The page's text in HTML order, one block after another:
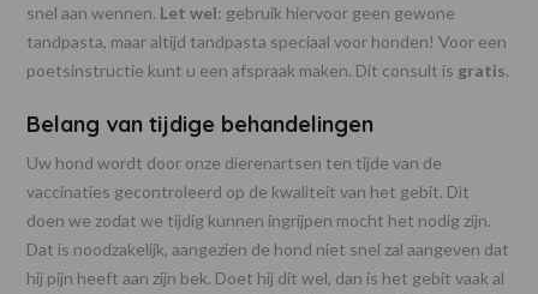
snel aan wennen. Let wel: gebruik hiervoor geen gewone
tandpasta, maar altijd tandpasta speciaal voor honden! Voor een
poetsinstructie kunt u een afspraak maken. Dit consult is gratis.
Belang van tijdige behandelingen
Uw hond wordt door onze dierenartsen ten tijde van de
vaccinaties gecontroleerd op de kwaliteit van het gebit. Dit
doen we zodat we tijdig kunnen ingrijpen mocht het nodig zijn.
Dat is noodzakelijk, aangezien de hond niet snel zal aangeven dat
hij pijn heeft aan zijn bek. Doet hij dit wel, dan is het gebit vaak al